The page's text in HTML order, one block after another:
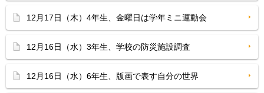
12月17日（木）4年生、金曜日は学年ミニ運動会
12月16日（水）3年生、学校の防災施設調査
12月16日（水）6年生、版画で表す自分の世界